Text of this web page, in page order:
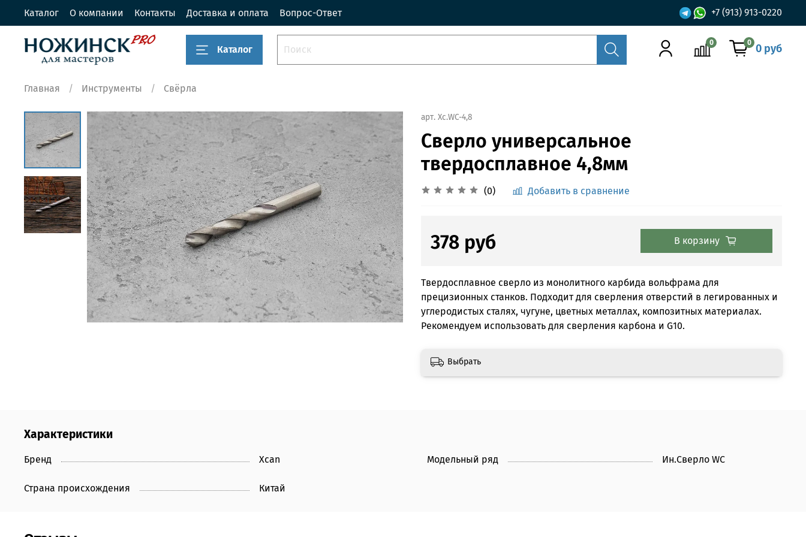
Каталог О компании Контакты Доставка и оплата Вопрос-Ответ +7 (913) 913-0220
Каталог
0 0 0 руб
Главная Инструменты Свёрла
арт. Xc.WC-4,8
Сверло универсальное
твердосплавное 4,8мм
(0) Добавить в сравнение
378 руб В корзину
Твердосплавное сверло из монолитного карбида вольфрама для
прецизионных станков. Подходит для сверления отверстий в легированных и
углеродистых сталях, чугуне, цветных металлах, композитных материалах.
Рекомендуем использовать для сверления карбона и G10.
Выбрать
Характеристики
Бренд Xcan Модельный ряд Ин.Сверло WC
Страна происхождения Китай